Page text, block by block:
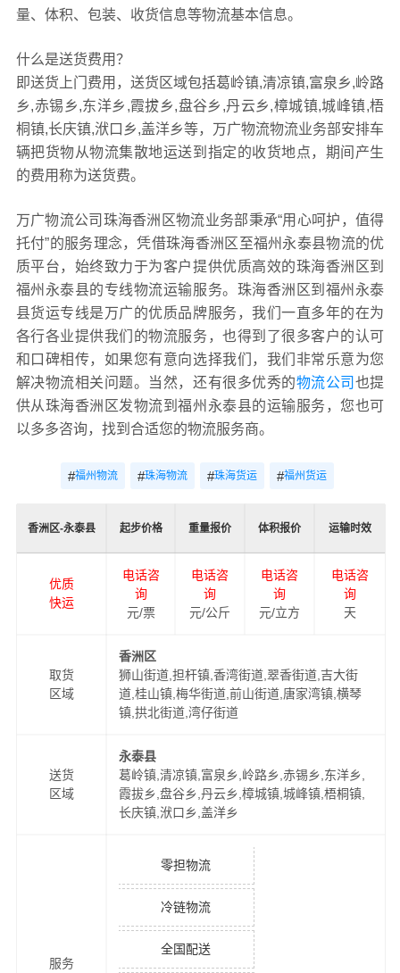
量、体积、包装、收货信息等物流基本信息。
什么是送货费用？
即送货上门费用，送货区域包括葛岭镇,清凉镇,富泉乡,岭路
乡,赤锡乡,东洋乡,霞拔乡,盘谷乡,丹云乡,樟城镇,城峰镇,梧
桐镇,长庆镇,洑口乡,盖洋乡等，万广物流物流业务部安排车
辆把货物从物流集散地运送到指定的收货地点，期间产生
的费用称为送货费。
万广物流公司珠海香洲区物流业务部秉承“用心呵护，值得
托付”的服务理念，凭借珠海香洲区至福州永泰县物流的优
质平台，始终致力于为客户提供优质高效的珠海香洲区到
福州永泰县的专线物流运输服务。珠海香洲区到福州永泰
县货运专线是万广的优质品牌服务，我们一直多年的在为
各行各业提供我们的物流服务，也得到了很多客户的认可
和口碑相传，如果您有意向选择我们，我们非常乐意为您
解决物流相关问题。当然，还有很多优秀的物流公司 也提
供从珠海香洲区发物流到福州永泰县的运输服务，您也可
以多多咨询，找到合适您的物流服务商。
#福州物流 #珠海物流 #珠海货运 #福州货运
香洲区-永泰县 起步价格 重量报价 体积报价 运输时效
优质
快运
电话咨
询
元/票
电话咨
询
元/公斤
电话咨
询
元/立方
电话咨
询
天
取货
区域
香洲区
狮山街道,担杆镇,香湾街道,翠香街道,吉大街
道,桂山镇,梅华街道,前山街道,唐家湾镇,横琴
镇,拱北街道,湾仔街道
送货
区域
永泰县
葛岭镇,清凉镇,富泉乡,岭路乡,赤锡乡,东洋乡,
霞拔乡,盘谷乡,丹云乡,樟城镇,城峰镇,梧桐镇,
长庆镇,洑口乡,盖洋乡
服务
零担物流
冷链物流
全国配送